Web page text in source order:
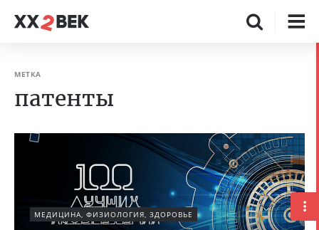
МЕТКА
патенты
МЕДИЦИНА, ФИЗИОЛОГИЯ, ЗДОРОВЬЕ